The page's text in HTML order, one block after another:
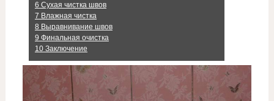
6 Сухая чистка швов
7 Влажная чистка
8 Выравнивание швов
9 Финальная очистка
10Заключение